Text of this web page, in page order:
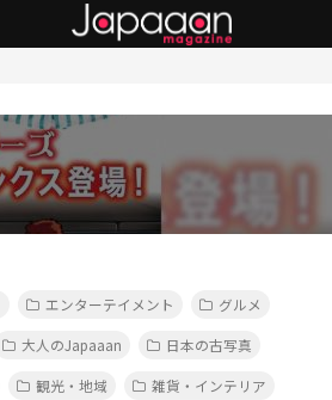
エンターテイメント
グルメ
大人のJapaaan
日本の古写真
観光・地域 雑貨・インテリア